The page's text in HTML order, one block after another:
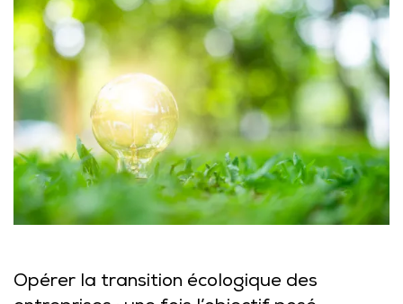
Opérer la transition écologique des